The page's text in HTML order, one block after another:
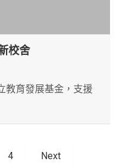
校舍
教育發展基金，支援
4 Next